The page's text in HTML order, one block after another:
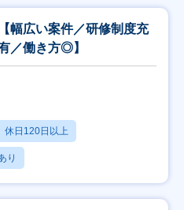
幅広い案件／研修制度充
／働き方◎】
休日120日以上
り